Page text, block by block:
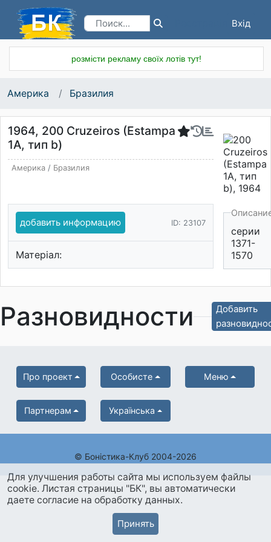
Вхід
розмісти рекламу своїх лотів тут!
Америка Бразилия
1964, 200 Cruzeiros (Estampa
1A, тип b)
Америка/ Бразилия
добавить информацию ID: 23107
Матеріал:
серии
1371-
1570
Разновидности
Добавить
Про проект Особисте Меню
Партнерам Українська
© Боністика-Клуб 2004-2026
Для улучшения работы сайта мы используем файлы
cookie. Листая страницы "БК", вы автоматически
даете согласие на обработку данных.
Принять